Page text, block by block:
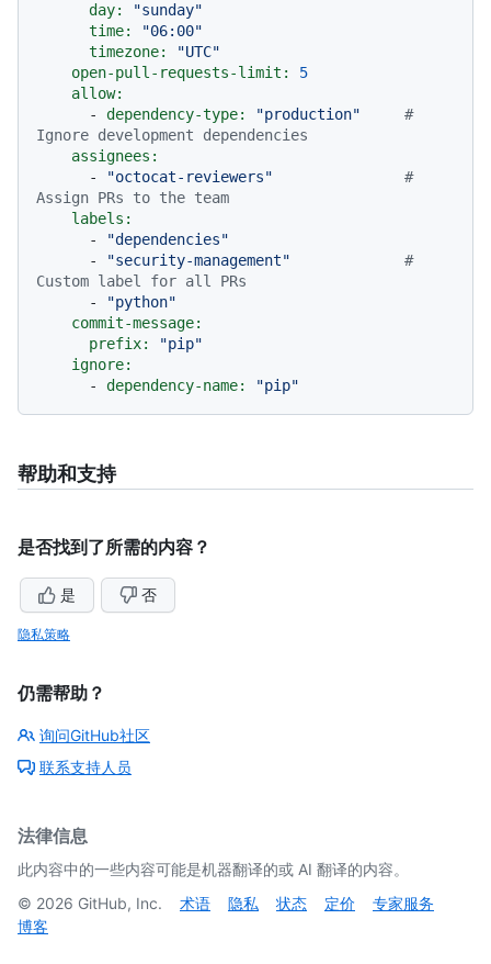
day:
"sunday"
time:
"06:00"
timezone:
"UTC"
open-pull-requests-limit:
5
allow:
-
dependency-type: "production"
#
Ignore development dependencies
assignees:
-
"octocat-reviewers"
#
Assign PRs to the team
labels:
-
"dependencies"
-
"security-management"
#
Custom label for all PRs
-
"python"
commit-message:
prefix:
"pip"
ignore:
-
dependency-name: "pip"
帮助和支持
是否找到了所需的内容？
是 否
隐私策略
仍需帮助？
询问GitHub社区
联系支持人员
法律信息
此内容中的一些内容可能是机器翻译的或 AI 翻译的内容。
© 2026 GitHub, Inc. 术语 隐私 状态 定价
专家服务
博客